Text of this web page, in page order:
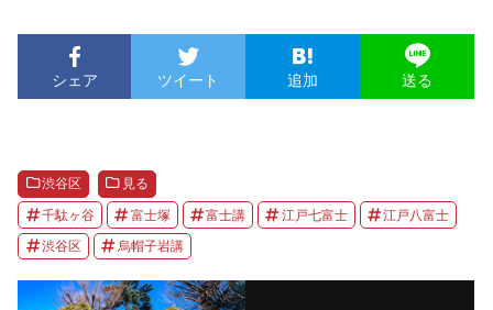
シェア ツイート 追加 送る
渋谷区 見る
千駄ヶ谷 富士塚 富士講 江戸七富士 江戸八富士
渋谷区 烏帽子岩講